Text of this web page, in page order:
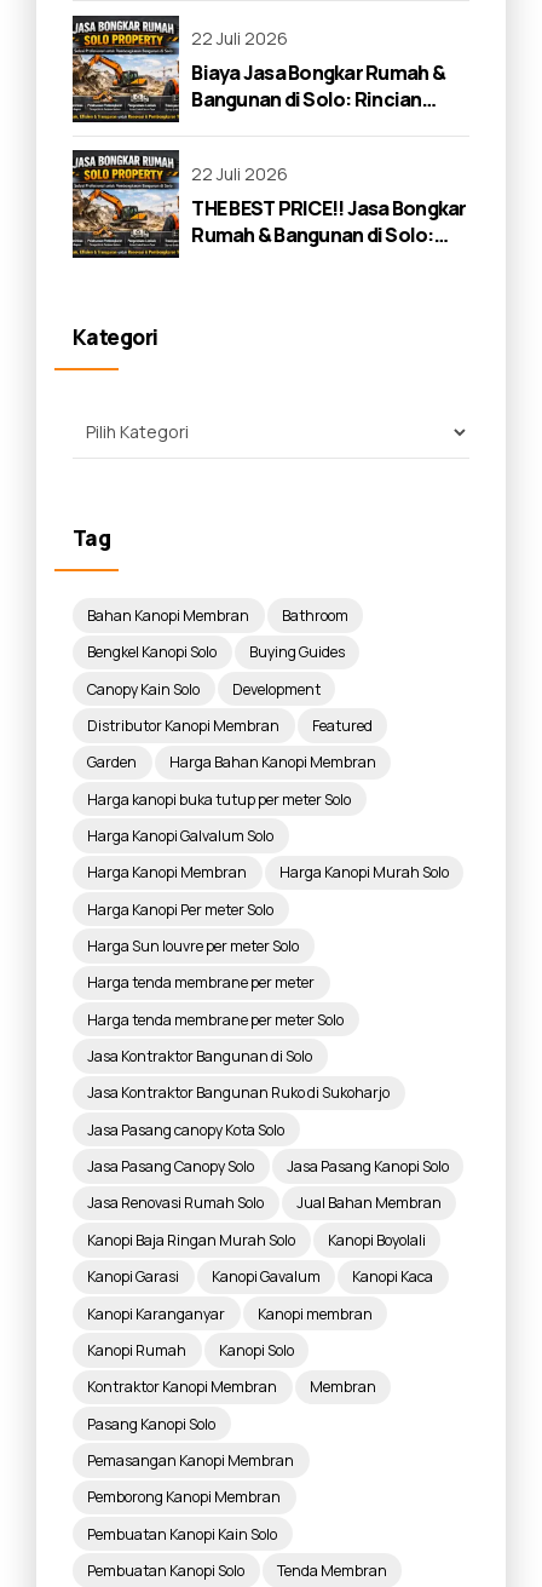
22 Juli 2026
Biaya Jasa Bongkar Rumah &
Bangunan di Solo: Rincian
22 Juli 2026
THE BEST PRICE!! Jasa Bongkar
Rumah & Bangunan di Solo:
Kategori
Tag
Bahan Kanopi Membran
Bathroom
Bengkel Kanopi Solo
Buying Guides
Canopy Kain Solo
Development
Distributor Kanopi Membran
Featured
Garden
Harga Bahan Kanopi Membran
Harga kanopi buka tutup per meter Solo
Harga Kanopi Galvalum Solo
Harga Kanopi Membran
Harga Kanopi Murah Solo
Harga Kanopi Per meter Solo
Harga Sun louvre per meter Solo
Harga tenda membrane per meter
Harga tenda membrane per meter Solo
Jasa Kontraktor Bangunan di Solo
Jasa Kontraktor Bangunan Ruko di Sukoharjo
Jasa Pasang canopy Kota Solo
Jasa Pasang Canopy Solo
Jasa Pasang Kanopi Solo
Jasa Renovasi Rumah Solo
Jual Bahan Membran
Kanopi Baja Ringan Murah Solo
Kanopi Boyolali
Kanopi Garasi
Kanopi Gavalum
Kanopi Kaca
Kanopi Karanganyar
Kanopi membran
Kanopi Rumah
Kanopi Solo
Kontraktor Kanopi Membran
Membran
Pasang Kanopi Solo
Pemasangan Kanopi Membran
Pemborong Kanopi Membran
Pembuatan Kanopi Kain Solo
Pembuatan Kanopi Solo
Tenda Membran